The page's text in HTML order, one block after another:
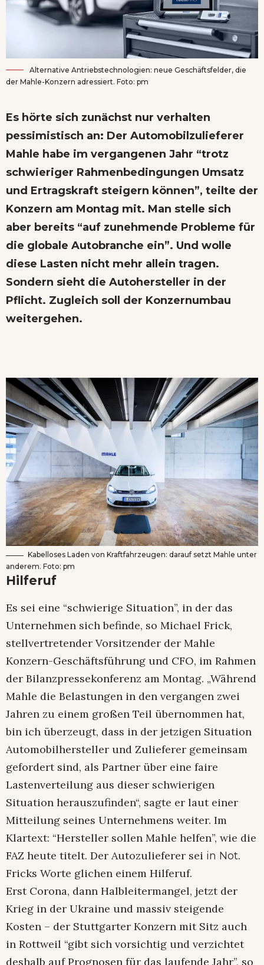
Alternative Antriebstechnologien: neue Geschäftsfelder, die
der Mahle-Konzern adressiert. Foto: pm
Es hörte sich zunächst nur verhalten
pessimistisch an: Der Automobilzulieferer
Mahle habe im vergangenen Jahr “trotz
schwieriger Rahmenbedingungen Umsatz
und Ertragskraft steigern können”, teilte der
Konzern am Montag mit. Man stelle sich
aber bereits “auf zunehmende Probleme für
die globale Autobranche ein”. Und wolle
diese Lasten nicht mehr allein tragen.
Sondern sieht die Autohersteller in der
Pflicht. Zugleich soll der Konzernumbau
weitergehen.
Kabelloses Laden von Kraftfahrzeugen: darauf setzt Mahle unter
anderem. Foto: pm
Hilferuf
Es sei eine “schwierige Situation”, in der das
Unternehmen sich befinde, so Michael Frick,
stellvertretender Vorsitzender der Mahle
Konzern-Geschäftsführung und CFO, im Rahmen
der Bilanzpressekonferenz am Montag. „Während
Mahle die Belastungen in den vergangen zwei
Jahren zu einem großen Teil übernommen hat,
bin ich überzeugt, dass in der jetzigen Situation
Automobilhersteller und Zulieferer gemeinsam
gefordert sind, als Partner über eine faire
Lastenverteilung aus dieser schwierigen
Situation herauszufinden“, sagte er laut einer
Mitteilung seines Unternehmens weiter. Im
Klartext: “Hersteller sollen Mahle helfen”, wie die
FAZ heute titelt. Der Autozulieferer sei in Not.
Fricks Worte glichen einem Hilferuf.
Erst Corona, dann Halbleitermangel, jetzt der
Krieg in der Ukraine und massiv steigende
Kosten – der Stuttgarter Konzern mit Sitz auch
in Rottweil “gibt sich vorsichtig und verzichtet
deshalb auf Prognosen für das laufende Jahr”, so